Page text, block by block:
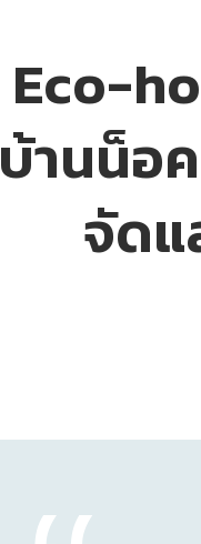
Eco-
บ้านน็อ
จัดแ